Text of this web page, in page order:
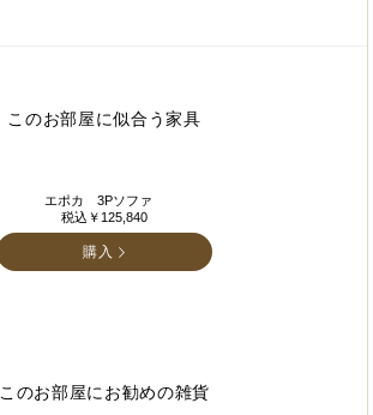
このお部屋に似合う家具
エポカ 3Pソファ
税込￥125,840
購入
このお部屋にお勧めの雑貨